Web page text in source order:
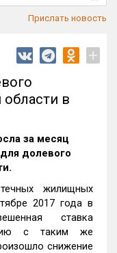
Прислать новость
+
области в
за месяц
долевого
жилищных
2017 года в
ставка
с таким же
снижение